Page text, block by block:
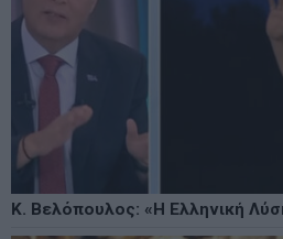
Κ. Βελόπουλος: «Η Ελληνική